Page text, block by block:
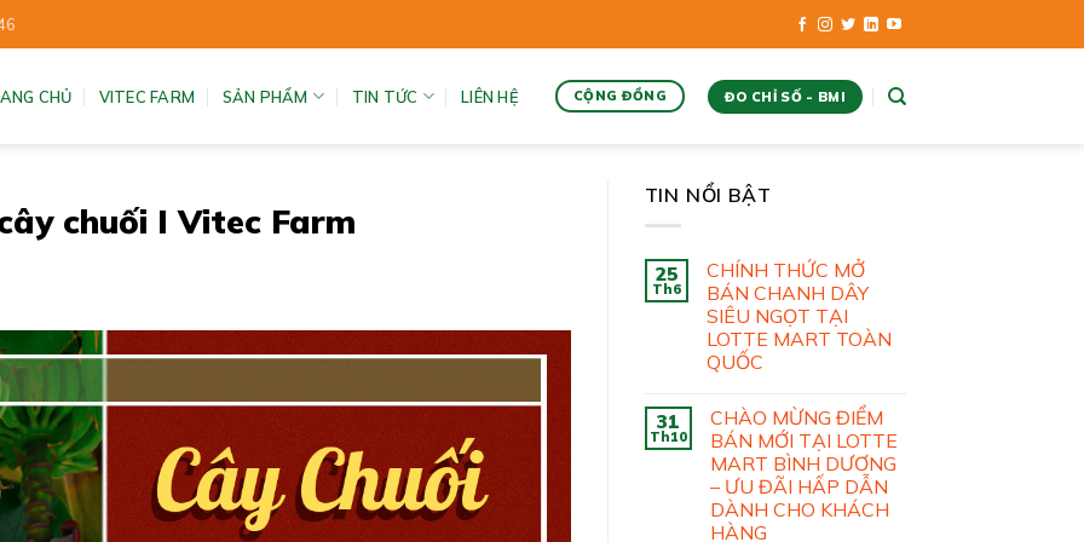
CHỦ VITEC FARM SẢN PHẨM TIN TỨC LIÊN HỆ CỘNG ĐỒNG ĐO CHỈ SỐ - BMI
chuối I Vitec Farm
TIN NỔI BẬT
25
Th6
CHÍNH THỨC MỞ
BÁN CHANH DÂY
SIÊU NGỌT TẠI
LOTTE MART TOÀN
QUỐC
31
Th10
CHÀO MỪNG ĐIỂM
BÁN MỚI TẠI LOTTE
MART BÌNH DƯƠNG
– ƯU ĐÃI HẤP DẪN
DÀNH CHO KHÁCH
HÀNG